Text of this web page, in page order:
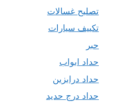
تصليح غسالات
تكييف سيارات
حبر
حداد ابواب
حداد درابزين
حداد درج حديد